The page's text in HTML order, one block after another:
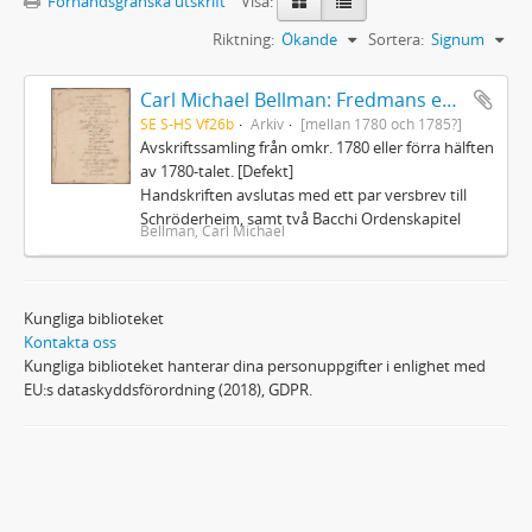
Sortera: Signum
Riktning: Ökande
Carl Michael Bellman: Fredmans epistlar och sånger m.fl. Bellman-texter
SE S-HS Vf26b Arkiv [mellan 1780 och 1785?]
Avskriftssamling från omkr. 1780 eller förra hälften
av 1780-talet. [Defekt]
Handskriften avslutas med ett par versbrev till
Schröderheim, samt två Bacchi Ordenskapitel
Bellman, Carl Michael
Kungliga biblioteket
Kontakta oss
Kungliga biblioteket hanterar dina personuppgifter i enlighet med
EU:s dataskyddsförordning (2018), GDPR.